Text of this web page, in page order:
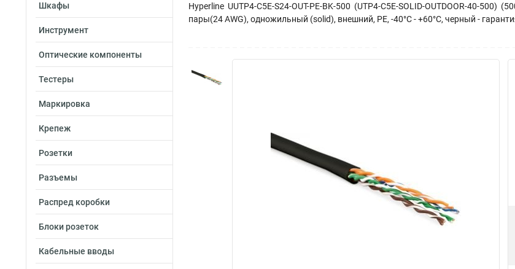
Шкафы
Инструмент
Оптические компоненты
Тестеры
Маркировка
Крепеж
Розетки
Разъемы
Распред коробки
Блоки розеток
Кабельные вводы
Hyperline UUTP4-C5E-S24-OUT-PE-BK-500 (UTP4-C5E-SOLID-OUTDOOR-40-
пары(24 AWG), одножильный (solid), внешний, PE, -40°C - +60°C, черный -